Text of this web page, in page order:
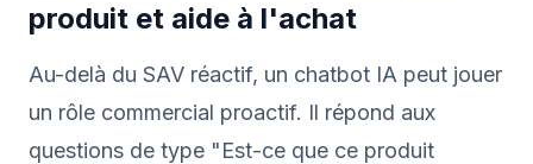
produit et aide à l'achat
Au-delà du SAV réactif, un chatbot IA peut jouer
un rôle commercial proactif. Il répond aux
questions de type "Est-ce que ce produit